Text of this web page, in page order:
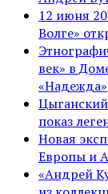
12 июня
Волге»
век» в
«Надежда»
показ
Новая
Европы и
«Андрей